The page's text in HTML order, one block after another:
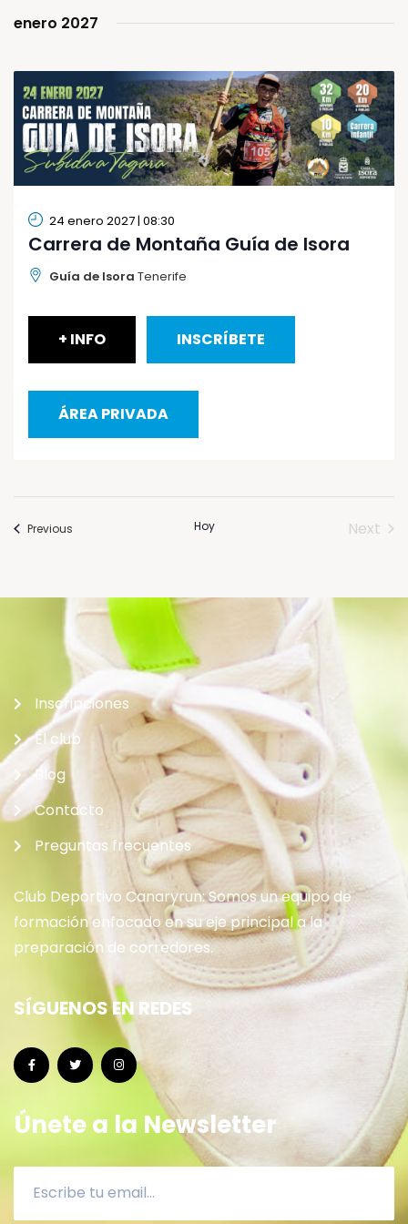
y
de
Eventos
enero 2027
24 enero 2027 | 08:30
Carrera de Montaña Guía de Isora
Guía de Isora Tenerife
+ INFO INSCRÍBETE
ÁREA PRIVADA
Previous Hoy
Next
Inscripciones
El club
Blog
Contacto
Preguntas frecuentes
Club Deportivo Canaryrun: Somos un equipo de
formación enfocado en su eje principal a la
preparación de corredores.
SÍGUENOS EN REDES
Únete a la Newsletter